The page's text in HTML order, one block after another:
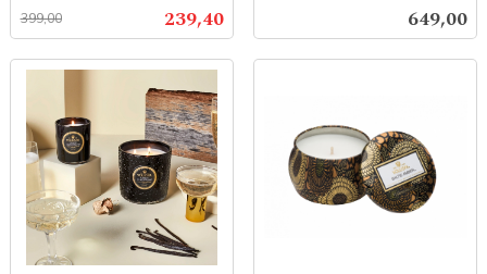
Tilbud
239,40
399,00
mva.
Pris
649,00